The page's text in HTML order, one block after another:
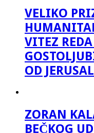
VELIKO
VITEZ REDA
OD
ZORAN
BEČKOG